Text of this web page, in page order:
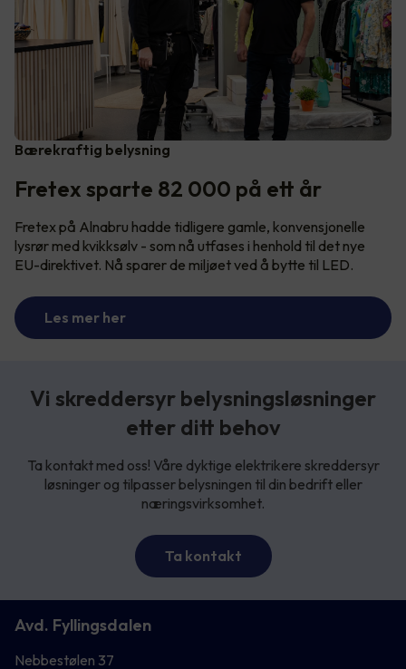
Bærekraftig belysning
Fretex sparte 82 000 på ett år
Fretex på Alnabru hadde tidligere gamle, konvensjonelle
lysrør med kvikksølv - som nå utfases i henhold til det nye
EU-direktivet. Nå sparer de miljøet ved å bytte til LED.
Les mer her
Vi skreddersyr belysningsløsninger
etter ditt behov
Ta kontakt med oss! Våre dyktige elektrikere skreddersyr
løsninger og tilpasser belysningen til din bedrift eller
næringsvirksomhet.
Ta kontakt
Avd. Fyllingsdalen
Nebbestølen 37